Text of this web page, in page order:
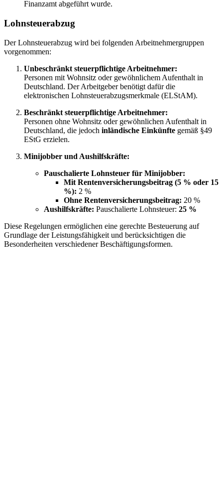
Finanzamt abgeführt wurde.
Lohnsteuerabzug
Der Lohnsteuerabzug wird bei folgenden Arbeitnehmergruppen
vorgenommen:
Unbeschränkt steuerpflichtige Arbeitnehmer:
Personen mit Wohnsitz oder gewöhnlichem Aufenthalt in
Deutschland. Der Arbeitgeber benötigt dafür die
elektronischen Lohnsteuerabzugsmerkmale (ELStAM).
Beschränkt steuerpflichtige Arbeitnehmer:
Personen ohne Wohnsitz oder gewöhnlichen Aufenthalt in
Deutschland, die jedoch inländische Einkünfte gemäß §49
EStG erzielen.
Minijobber und Aushilfskräfte:
Pauschalierte Lohnsteuer für Minijobber:
Mit Rentenversicherungsbeitrag (5 % oder 15
%): 2 %
Ohne Rentenversicherungsbeitrag: 20 %
Aushilfskräfte: Pauschalierte Lohnsteuer: 25 %
Diese Regelungen ermöglichen eine gerechte Besteuerung auf
Grundlage der Leistungsfähigkeit und berücksichtigen die
Besonderheiten verschiedener Beschäftigungsformen.